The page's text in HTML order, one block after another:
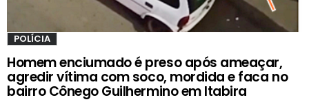
POLÍCIA
Homem enciumado é preso após ameaçar,
agredir vítima com soco, mordida e faca no
bairro Cônego Guilhermino em Itabira